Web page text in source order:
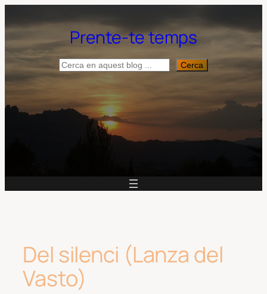
Prente-te temps
Cerca Cerca
Del silenci (Lanza del
Vasto)